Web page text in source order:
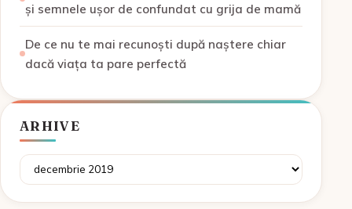
și semnele ușor de confundat cu grija de mamă
De ce nu te mai recunoști după naștere chiar
dacă viața ta pare perfectă
ARHIVE
Arhive